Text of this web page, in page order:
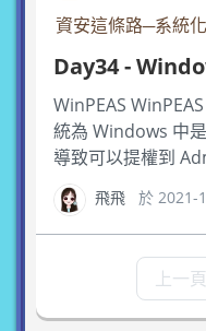
資安這條路─系統
Day34 -
WinPEAS
統為 Windows 中
導致可以提權到
飛飛 於 2021-
上一頁